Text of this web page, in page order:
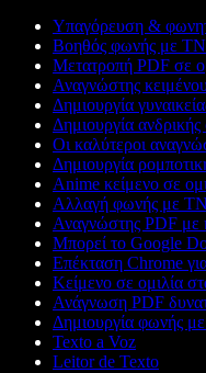
Υπαγόρευση &
Βοηθός φωνής με ΤΝ
Μετατροπή PDF σε
Αναγνώστης
Δημιουργία
Δημιουργία
Οι καλύτεροι
Δημιουργία
Anime κείμενο σε
Αλλαγή φωνής με ΤΝ
Αναγνώστης PDF με
Μπορεί το Google
Επέκταση Chrome
Κείμενο σε ομιλία
Ανάγνωση PDF
Δημιουργία φωνής
Texto a Voz
Leitor de Texto